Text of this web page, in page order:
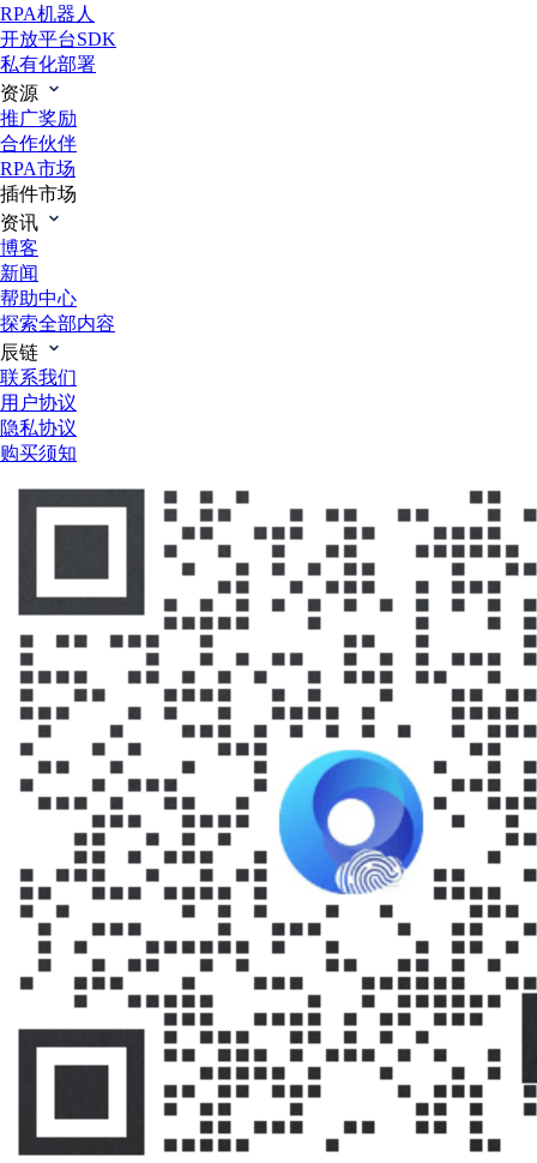
RPA机器人
开放平台SDK
私有化部署
资源
推广奖励
合作伙伴
RPA市场
插件市场
资讯
博客
新闻
帮助中心
探索全部内容
辰链
联系我们
用户协议
隐私协议
购买须知